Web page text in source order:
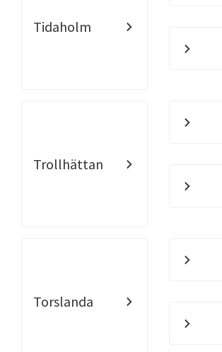
Tidaholm
Trollhättan
Torslanda